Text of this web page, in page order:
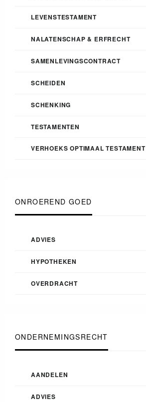
LEVENSTESTAMENT
NALATENSCHAP & ERFRECHT
SAMENLEVINGSCONTRACT
SCHEIDEN
SCHENKING
TESTAMENTEN
VERHOEKS OPTIMAAL TESTAMENT
ONROEREND GOED
ADVIES
HYPOTHEKEN
OVERDRACHT
ONDERNEMINGSRECHT
AANDELEN
ADVIES